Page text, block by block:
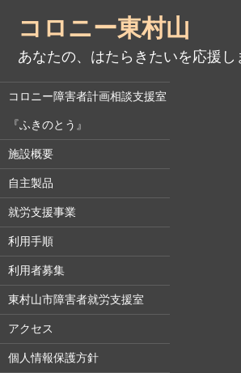
コロニー東村山
あなたの、はたらきたいを応援し
コロニー障害者計画相談支援室
『ふきのとう』
施設概要
自主製品
就労支援事業
利用手順
利用者募集
東村山市障害者就労支援室
アクセス
個人情報保護方針